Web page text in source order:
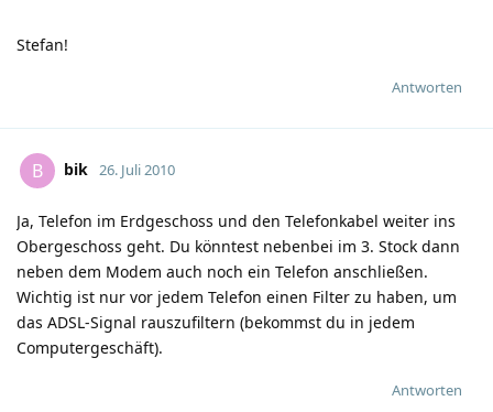
Stefan!
Antworten
B bik 26. Juli 2010
Ja, Telefon im Erdgeschoss und den Telefonkabel weiter ins
Obergeschoss geht. Du könntest nebenbei im 3. Stock dann
neben dem Modem auch noch ein Telefon anschließen.
Wichtig ist nur vor jedem Telefon einen Filter zu haben, um
das ADSL-Signal rauszufiltern (bekommst du in jedem
Computergeschäft).
Antworten